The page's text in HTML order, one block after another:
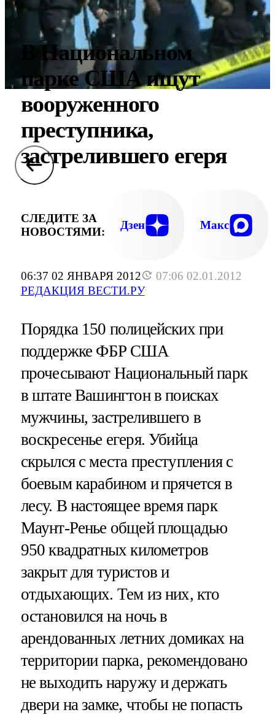
06:37 02 ЯНВАРЯ 2012
07:06 02.01.2012
РЕДАКЦИЯ ВЕСТИ.РУ
В Национальном
парке США ищут
вооруженного
преступника,
застрелившего егеря
СЛЕДИТЕ ЗА
НОВОСТЯМИ:
Дзен Макс
Порядка 150 полицейских при
поддержке ФБР США
прочесывают Национальный парк
в штате Вашингтон в поисках
мужчины, застрелившего в
воскресенье егеря. Убийца
скрылся с места преступления с
боевым карабином и прячется в
лесу. В настоящее время парк
Маунт-Ренье общей площадью
950 квадратных километров
закрыт для туристов и
отдыхающих. Тем из них, кто
остановился на ночь в
арендованных летних домиках на
территории парка, рекомендовано
не выходить наружу и держать
двери на замке, чтобы не попасть